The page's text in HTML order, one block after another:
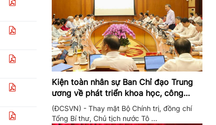
Kiện toàn nhân sự Ban Chỉ đạo Trung
ương về phát triển khoa học, công
nghệ, đổi mới sáng tạo và chuyển đổi
số
(ĐCSVN) - Thay mặt Bộ Chính trị, đồng chí
Tổng Bí thư, Chủ tịch nước Tô ...